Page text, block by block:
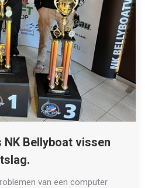
Bellyboat vissen
van een computer